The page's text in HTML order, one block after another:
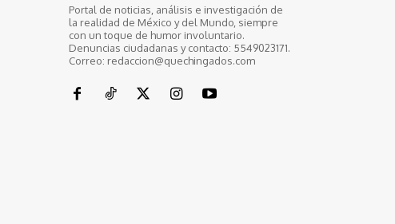
Portal de noticias, análisis e investigación de
la realidad de México y del Mundo, siempre
con un toque de humor involuntario.
Denuncias ciudadanas y contacto: 5549023171.
Correo: redaccion@quechingados.com